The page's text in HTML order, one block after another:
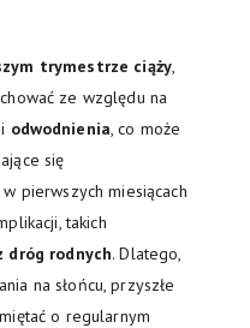
trymestrze ciąży
ze względu na
i odwodnienia , co może
się
w pierwszych miesiącach
takich
dróg rodnych. Dlatego,
na słońcu, przyszłe
o regularnym